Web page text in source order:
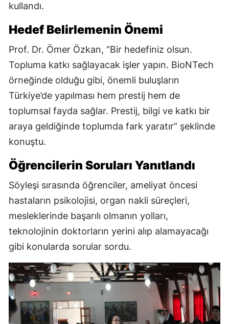
kullandı.
Hedef Belirlemenin Önemi
Prof. Dr. Ömer Özkan, “Bir hedefiniz olsun.
Topluma katkı sağlayacak işler yapın. BioNTech
örneğinde olduğu gibi, önemli buluşların
Türkiye’de yapılması hem prestij hem de
toplumsal fayda sağlar. Prestij, bilgi ve katkı bir
araya geldiğinde toplumda fark yaratır” şeklinde
konuştu.
Öğrencilerin Soruları Yanıtlandı
Söyleşi sırasında öğrenciler, ameliyat öncesi
hastaların psikolojisi, organ nakli süreçleri,
mesleklerinde başarılı olmanın yolları,
teknolojinin doktorların yerini alıp alamayacağı
gibi konularda sorular sordu.